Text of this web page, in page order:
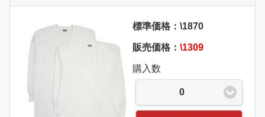
標準価格：\1870
販売価格： \1309
購入数
0